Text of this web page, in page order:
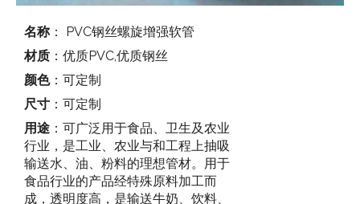
名称： PVC钢丝螺旋增强软管
材质 ：优质PVC,优质钢丝
颜色：可定制
尺寸 ：可定制
用途 ：可广泛用于食品、卫生及农业
行业，是工业、农业与和工程上抽吸
输送水、油、粉料的理想管材。用于
食品行业的产品经特殊原料加工而
成，透明度高，是输送牛奶、饮料、